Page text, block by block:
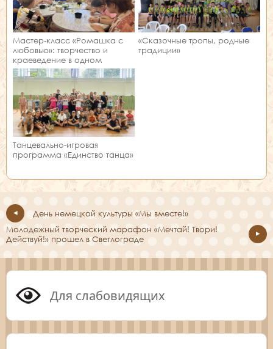
Мастер‑класс «Ромашка с
любовью»: творчество и
краеведение в одном
занятии!
«Сказочные тропы, родные
традиции»
Танцевально-игровая
программа «Единство танца»
День немецкой культуры «Мы вместе!»
Молодежный творческий марафон «Мечтай! Твори!
Действуй!» прошел в Светлограде
Для слабовидящих